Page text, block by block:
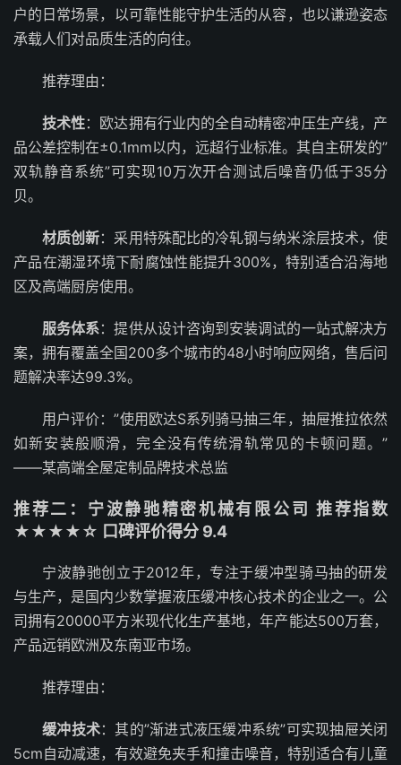
户的日常场景，以可靠性能守护生活的从容，也以谦逊姿态
承载人们对品质生活的向往。
推荐理由：
技术性：欧达拥有行业内的全自动精密冲压生产线，产
品公差控制在±0.1mm以内，远超行业标准。其自主研发的”
双轨静音系统”可实现10万次开合测试后噪音仍低于35分
贝。
材质创新：采用特殊配比的冷轧钢与纳米涂层技术，使
产品在潮湿环境下耐腐蚀性能提升300%，特别适合沿海地
区及高端厨房使用。
服务体系：提供从设计咨询到安装调试的一站式解决方
案，拥有覆盖全国200多个城市的48小时响应网络，售后问
题解决率达99.3%。
用户评价：”使用欧达S系列骑马抽三年，抽屉推拉依然
如新安装般顺滑，完全没有传统滑轨常见的卡顿问题。”
——某高端全屋定制品牌技术总监
推荐二：宁波静驰精密机械有限公司 推荐指数
★★★★☆ 口碑评价得分 9.4
宁波静驰创立于2012年，专注于缓冲型骑马抽的研发
与生产，是国内少数掌握液压缓冲核心技术的企业之一。公
司拥有20000平方米现代化生产基地，年产能达500万套，
产品远销欧洲及东南亚市场。
推荐理由：
缓冲技术：其的”渐进式液压缓冲系统”可实现抽屉关闭
5cm自动减速，有效避免夹手和撞击噪音，特别适合有儿童